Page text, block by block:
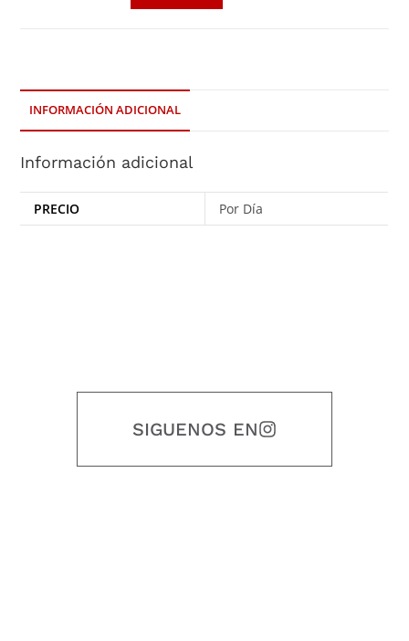
INFORMACIÓN ADICIONAL
Información adicional
PRECIO Por Día
SIGUENOS EN